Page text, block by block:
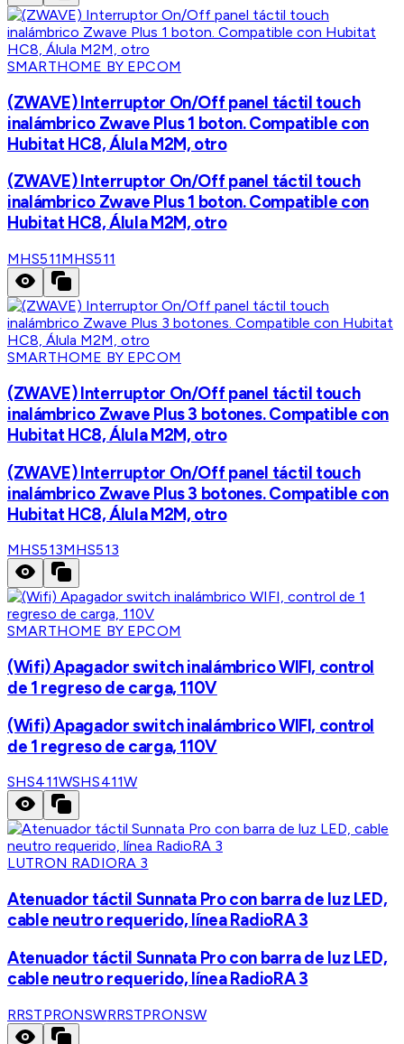
SMARTHOME BY EPCOM
(ZWAVE) Interruptor On/Off panel táctil touch
inalámbrico Zwave Plus 1 boton. Compatible con
Hubitat HC8, Álula M2M, otro
(ZWAVE) Interruptor On/Off panel táctil touch
inalámbrico Zwave Plus 1 boton. Compatible con
Hubitat HC8, Álula M2M, otro
MHS511MHS511
SMARTHOME BY EPCOM
(ZWAVE) Interruptor On/Off panel táctil touch
inalámbrico Zwave Plus 3 botones. Compatible con
Hubitat HC8, Álula M2M, otro
(ZWAVE) Interruptor On/Off panel táctil touch
inalámbrico Zwave Plus 3 botones. Compatible con
Hubitat HC8, Álula M2M, otro
MHS513MHS513
SMARTHOME BY EPCOM
(Wifi) Apagador switch inalámbrico WIFI, control
de 1 regreso de carga, 110V
(Wifi) Apagador switch inalámbrico WIFI, control
de 1 regreso de carga, 110V
SHS411WSHS411W
LUTRON RADIORA 3
Atenuador táctil Sunnata Pro con barra de luz LED,
cable neutro requerido, línea RadioRA 3
Atenuador táctil Sunnata Pro con barra de luz LED,
cable neutro requerido, línea RadioRA 3
RRSTPRONSWRRSTPRONSW